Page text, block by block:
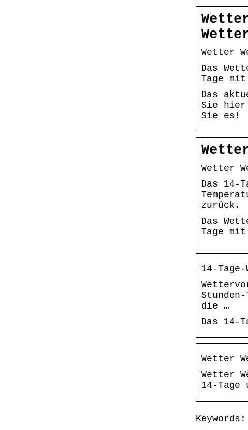
Wetter
Das
Tage
Das
Sie
Sie es!
Wetter
Das 14-
zurück.
Das
Tage
14-
die …
Das 14-
Wetter
Wetter
14-